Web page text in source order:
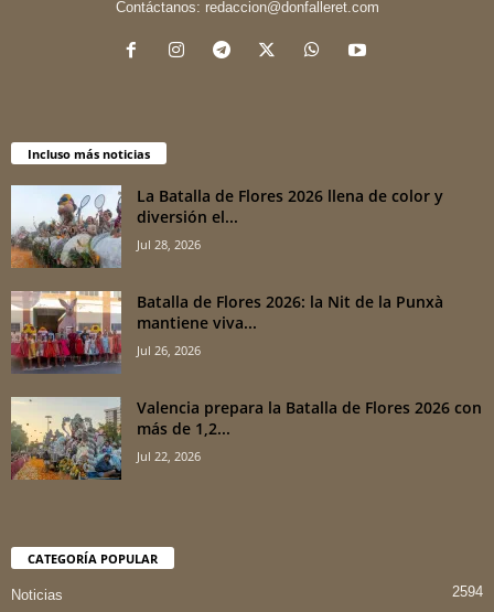
Contáctanos: redaccion@donfalleret.com
Incluso más noticias
La Batalla de Flores 2026 llena de color y
diversión el...
Jul 28, 2026
Batalla de Flores 2026: la Nit de la Punxà
mantiene viva...
Jul 26, 2026
Valencia prepara la Batalla de Flores 2026 con
más de 1,2...
Jul 22, 2026
CATEGORÍA POPULAR
Noticias 2594